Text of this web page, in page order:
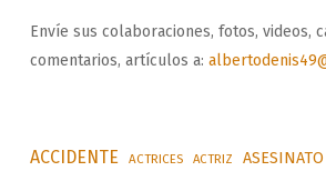
Envíe sus colaboraciones, fotos, videos,
comentarios, artículos a:
ACCIDENTE ACTRICES ACTRIZ ASESINATO